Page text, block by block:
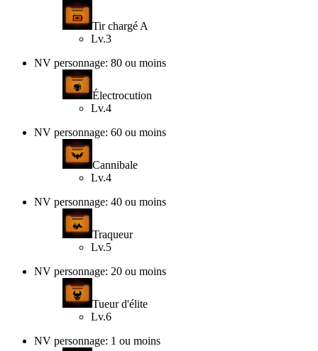
Tir chargé A
Lv.3
NV personnage: 80 ou moins
Électrocution
Lv.4
NV personnage: 60 ou moins
Cannibale
Lv.4
NV personnage: 40 ou moins
Traqueur
Lv.5
NV personnage: 20 ou moins
Tueur d'élite
Lv.6
NV personnage: 1 ou moins